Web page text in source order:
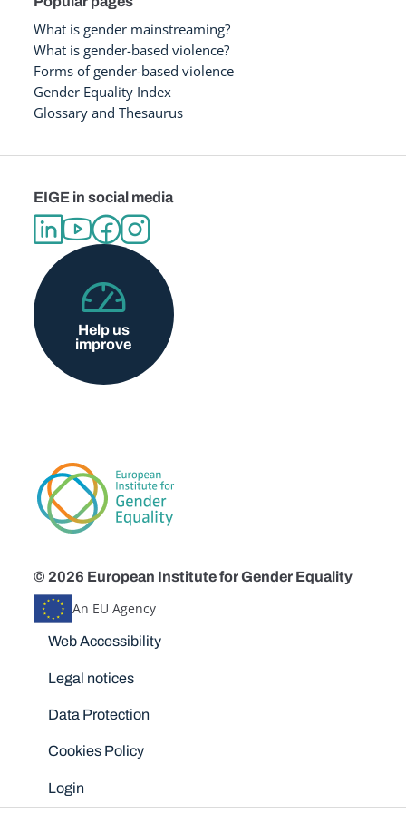
What is gender mainstreaming?
What is gender-based violence?
Forms of gender-based violence
Gender Equality Index
Glossary and Thesaurus
EIGE in social media
Help us
improve
© 2026 European Institute for Gender Equality
An EU Agency
Disclaimers
Web Accessibility
Legal notices
Data Protection
Cookies Policy
Login